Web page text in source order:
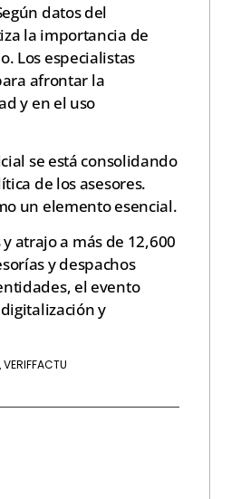
datos del
la importancia de
Los especialistas
afrontar la
y en el uso
se está consolidando
de los asesores.
un elemento esencial.
atrajo a más de 12,600
y despachos
el evento
y
VERIFFACTU